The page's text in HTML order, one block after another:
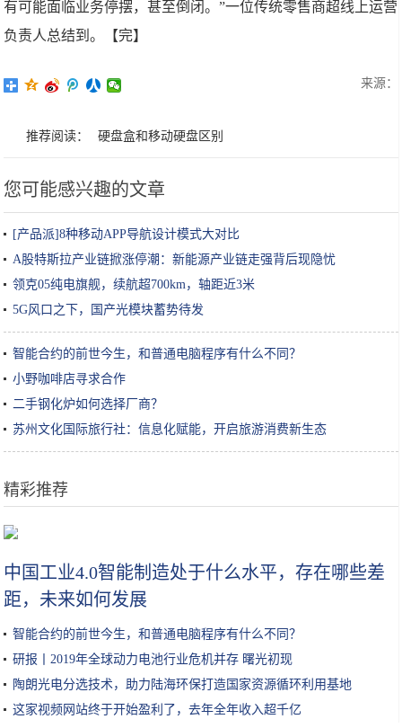
有可能面临业务停摆，甚至倒闭。”一位传统零售商超线上运营
负责人总结到。【完】
来源：
推荐阅读： 硬盘盒和移动硬盘区别
您可能感兴趣的文章
[产品派]8种移动APP导航设计模式大对比
A股特斯拉产业链掀涨停潮：新能源产业链走强背后现隐忧
领克05纯电旗舰，续航超700km，轴距近3米
5G风口之下，国产光模块蓄势待发
智能合约的前世今生，和普通电脑程序有什么不同？
小野咖啡店寻求合作
二手钢化炉如何选择厂商？
苏州文化国际旅行社：信息化赋能，开启旅游消费新生态
精彩推荐
中国唯一一个汉服景区，凡进入景区必须要穿汉服，网友：仿佛穿越
中国工业4.0智能制造处于什么水平，存在哪些差
距，未来如何发展
智能合约的前世今生，和普通电脑程序有什么不同？
研报丨2019年全球动力电池行业危机并存 曙光初现
陶朗光电分选技术，助力陆海环保打造国家资源循环利用基地
这家视频网站终于开始盈利了，去年全年收入超千亿